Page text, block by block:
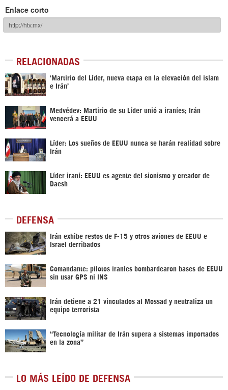
Enlace corto
RELACIONADAS
‘Martirio del Líder, nueva etapa en la elevación del islam
e Irán’
Medvédev: Martirio de su Líder unió a iraníes; Irán
vencerá a EEUU
Líder: Los sueños de EEUU nunca se harán realidad sobre
Irán
Líder iraní: EEUU es agente del sionismo y creador de
Daesh
DEFENSA
Irán exhibe restos de F-15 y otros aviones de EEUU e
Israel derribados
Comandante: pilotos iraníes bombardearon bases de EEUU
sin usar GPS ni INS
Irán detiene a 21 vinculados al Mossad y neutraliza un
equipo terrorista
“Tecnología militar de Irán supera a sistemas importados
en la zona”
LO MÁS LEÍDO DE DEFENSA